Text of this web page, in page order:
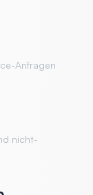
Anfragen
nicht-